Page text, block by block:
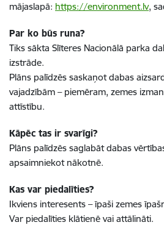
mājaslapā: https://environment.lv,
Par ko būs runa?
Tiks sākta Slīteres Nacionālā parka
izstrāde.
Plāns palīdzēs saskaņot dabas
vajadzībām – piemēram, zemes
attīstību.
Kāpēc tas ir svarīgi?
Plāns palīdzēs saglabāt dabas
apsaimniekot nākotnē.
Kas var piedalīties?
Ikviens interesents – īpaši zemes
Var piedalīties klātienē vai attālināti.